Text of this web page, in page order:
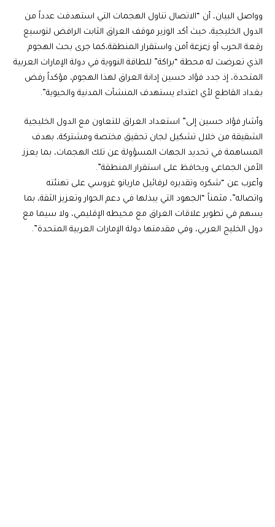
وواصل البيان، أن “الاتصال تناول الهجمات التي استهدفت عدداً من
الدول الخليجية، حيث أكد الوزير موقف العراق الثابت الرافض لتوسيع
رقعة الحرب أو زعزعة أمن واستقرار المنطقة،كما جرى بحث الهجوم
الذي تعرضت له محطة “براكة” للطاقة النووية في دولة الإمارات العربية
المتحدة، إذ جدد فؤاد حسين إدانة العراق لهذا الهجوم، مؤكداً رفض
بغداد القاطع لأي اعتداء يستهدف المنشآت المدنية والحيوية”.
وأشار فؤاد حسين إلى” استعداد العراق للتعاون مع الدول الخليجية
الشقيقة من خلال تشكيل لجان تحقيق مختصة ومشتركة، بهدف
المساهمة في تحديد الجهات المسؤولة عن تلك الهجمات، بما يعزز
الأمن الجماعي ويحافظ على استقرار المنطقة”.
وأعرب عن “شكره وتقديره لرفائيل ماريانو غروسي على تهنئته
واتصاله”، مثمناً “الجهود التي يبذلها في دعم الحوار وتعزيز الثقة، بما
يسهم في تطوير علاقات العراق مع محيطه الإقليمي، ولا سيما مع
دول الخليج العربي، وفي مقدمتها دولة الإمارات العربية المتحدة”.